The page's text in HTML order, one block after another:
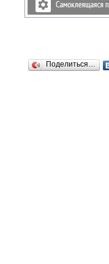
Поделиться…